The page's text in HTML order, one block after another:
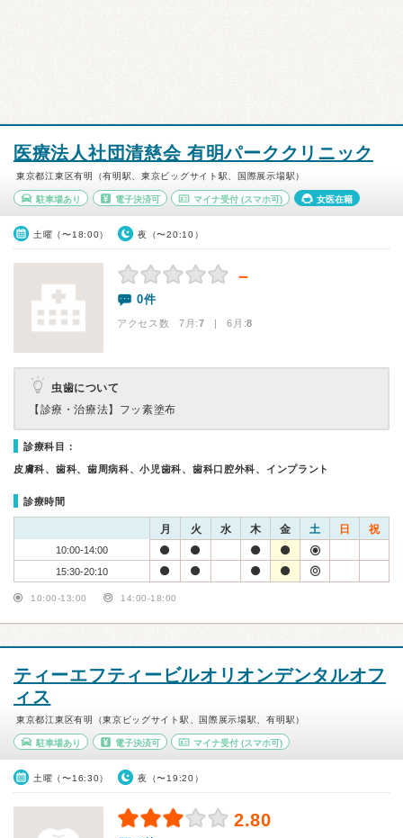
医療法人社団清慈会 有明パーククリニック
東京都江東区有明（有明駅、東京ビッグサイト駅、国際展示場駅）
駐車場あり 電子決済可 マイナ受付 (スマホ可) 女医在籍
土曜（〜18:00） 夜（〜20:10）
－
0件
アクセス数 7月:7 | 6月:8
虫歯について
【診療・治療法】 フッ素塗布
診療科目：
皮膚科、歯科、歯周病科、小児歯科、歯科口腔外科、インプラント
診療時間
月 火 水 木 金 土 日 祝
10:00-14:00
15:30-20:10
10:00-13:00 14:00-18:00
ティーエフティービルオリオンデンタルオフ
ィス
東京都江東区有明（東京ビッグサイト駅、国際展示場駅、有明駅）
駐車場あり 電子決済可 マイナ受付 (スマホ可)
土曜（〜16:30） 夜（〜19:20）
2.80